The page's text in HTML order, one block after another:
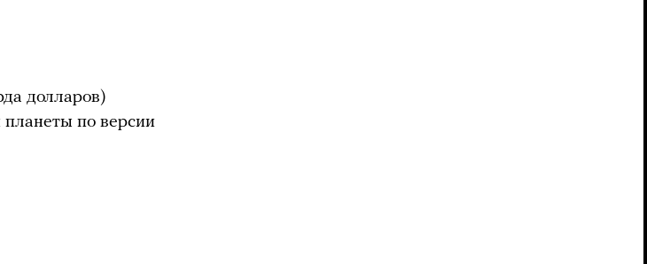
долларов)
по версии